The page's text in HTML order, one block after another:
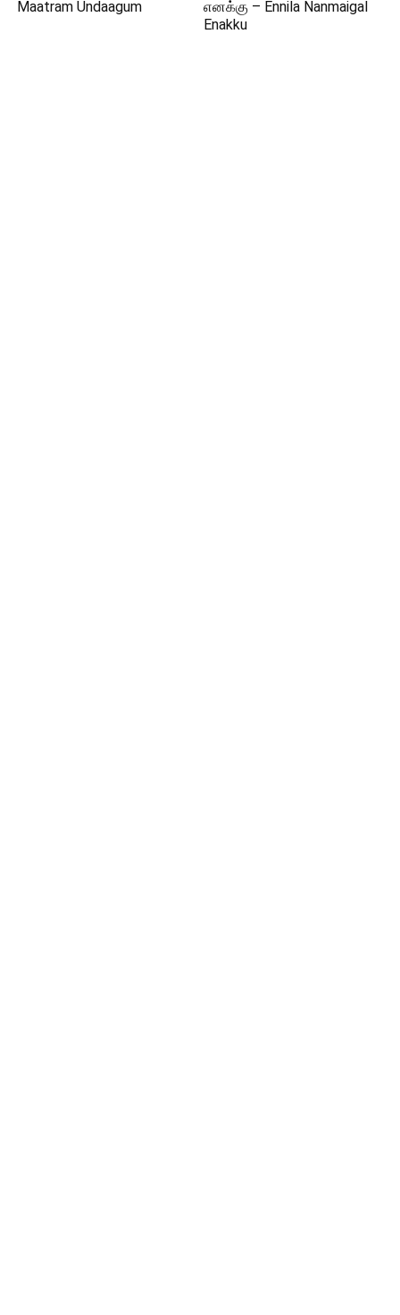
Maatram Undaagum
எனக்கு – Ennila Nanmaigal
Enakku